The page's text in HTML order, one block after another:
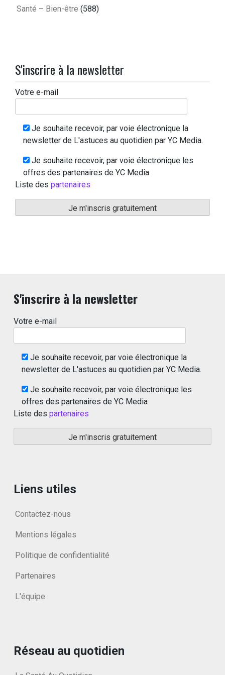
Santé – Bien-être (588)
S'inscrire à la newsletter
Votre e-mail
Je souhaite recevoir, par voie électronique la
newsletter de L'astuces au quotidien par YC Media.
Je souhaite recevoir, par voie électronique les
offres des partenaires de YC Media
Liste des partenaires
S'inscrire à la newsletter
Votre e-mail
Je souhaite recevoir, par voie électronique la
newsletter de L'astuces au quotidien par YC Media.
Je souhaite recevoir, par voie électronique les
offres des partenaires de YC Media
Liste des partenaires
Liens utiles
Contactez-nous
Mentions légales
Politique de confidentialité
Partenaires
L'équipe
Réseau au quotidien